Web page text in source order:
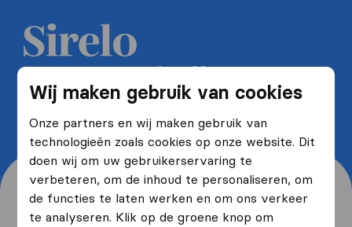
Wij maken gebruik van cookies
Onze partners en wij maken gebruik van
technologieën zoals cookies op onze website. Dit
doen wij om uw gebruikerservaring te
verbeteren, om de inhoud te personaliseren, om
de functies te laten werken en om ons verkeer
te analyseren. Klik op de groene knop om
Ontvang 5 gratis offertes van
verhuisfirma's en bespaar tot wel
40%